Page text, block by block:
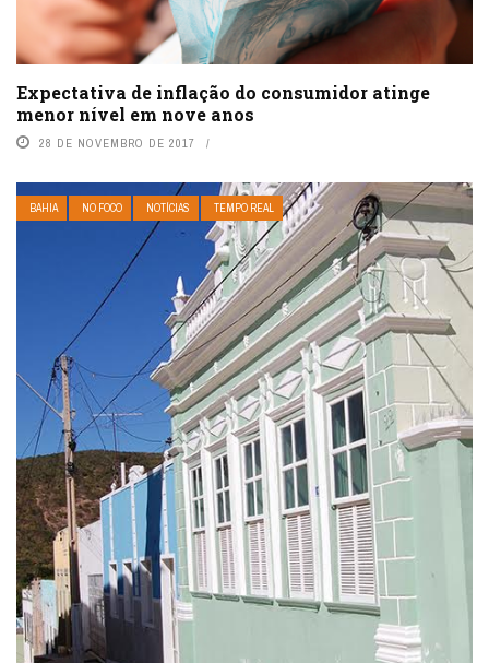
Expectativa de inflação do consumidor atinge
menor nível em nove anos
28 DE NOVEMBRO DE 2017
BAHIA NO FOCO NOTÍCIAS TEMPO REAL